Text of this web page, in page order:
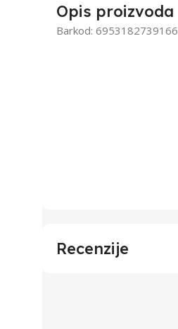
Opis proizvoda
Barkod: 6953182739166
Recenzije